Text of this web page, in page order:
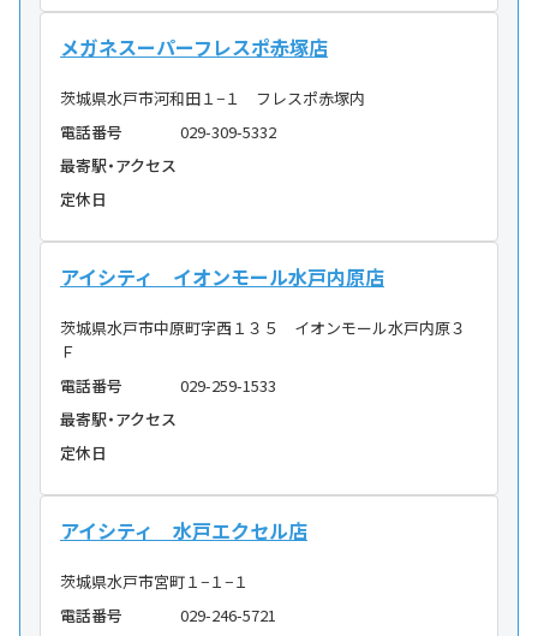
メガネスーパーフレスポ赤塚店
茨城県水戸市河和田１−１ フレスポ赤塚内
電話番号
029-309-5332
最寄駅・アクセス
定休日
アイシティ イオンモール水戸内原店
茨城県水戸市中原町字西１３５ イオンモール水戸内原３
Ｆ
電話番号
029-259-1533
最寄駅・アクセス
定休日
アイシティ 水戸エクセル店
茨城県水戸市宮町１−１−１
電話番号
029-246-5721